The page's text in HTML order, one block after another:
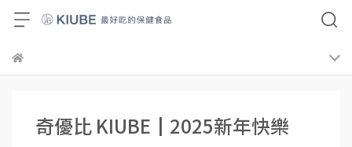
奇優比 KIUBE┃2025新年快樂